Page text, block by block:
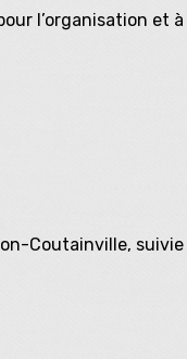
l’organisation et
Coutainville, suivie